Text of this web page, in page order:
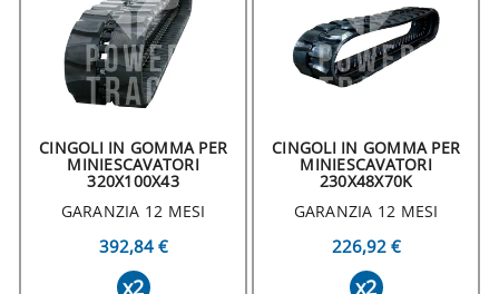
CINGOLI IN GOMMA PER
MINIESCAVATORI
320X100X43
GARANZIA 12 MESI
392,84 €
x2
CINGOLI IN GOMMA PER
MINIESCAVATORI
230X48X70K
GARANZIA 12 MESI
226,92 €
x2